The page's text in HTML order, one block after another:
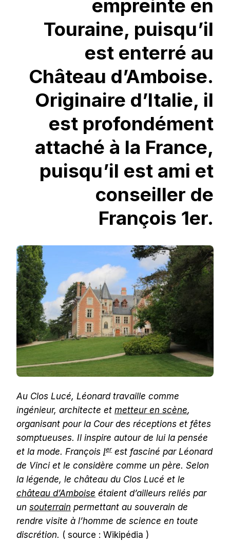
empreinte en
Touraine, puisqu’il
est enterré au
Château d’Amboise.
Originaire d’Italie, il
est profondément
attaché à la France,
puisqu’il est ami et
conseiller de
François 1er.
Au Clos Lucé, Léonard travaille comme
ingénieur, architecte et metteur en scène,
organisant pour la Cour des réceptions et fêtes
somptueuses. Il inspire autour de lui la pensée
et la mode. François Ier est fasciné par Léonard
de Vinci et le considère comme un père. Selon
la légende, le château du Clos Lucé et le
château d’Amboise étaient d’ailleurs reliés par
un souterrain permettant au souverain de
rendre visite à l’homme de science en toute
discrétion. ( source : Wikipédia )